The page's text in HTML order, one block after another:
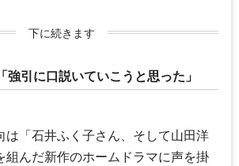
下に続きます
強引に口説いていこうと思った」
は「石井ふく子さん、そして山田洋
組んだ新作のホームドラマに声を掛